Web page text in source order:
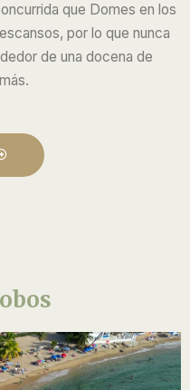
que Domes en los
por lo que nunca
de una docena de